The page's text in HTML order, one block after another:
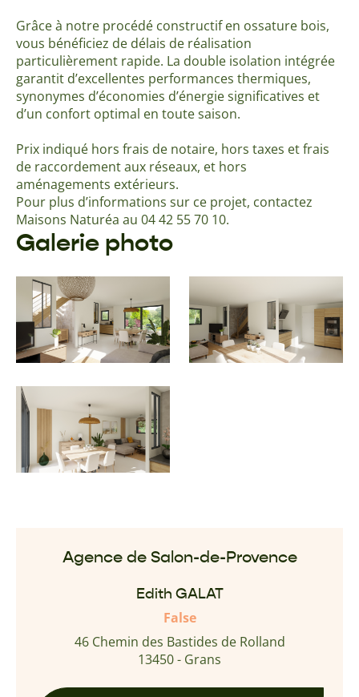
Grâce à notre procédé constructif en ossature bois,
vous bénéficiez de délais de réalisation
particulièrement rapide. La double isolation intégrée
garantit d’excellentes performances thermiques,
synonymes d’économies d’énergie significatives et
d’un confort optimal en toute saison.
Prix indiqué hors frais de notaire, hors taxes et frais
de raccordement aux réseaux, et hors
aménagements extérieurs.
Pour plus d’informations sur ce projet, contactez
Maisons Naturéa au 04 42 55 70 10.
Galerie photo
Agence de Salon-de-Provence
Edith GALAT
False
46 Chemin des Bastides de Rolland
13450 - Grans